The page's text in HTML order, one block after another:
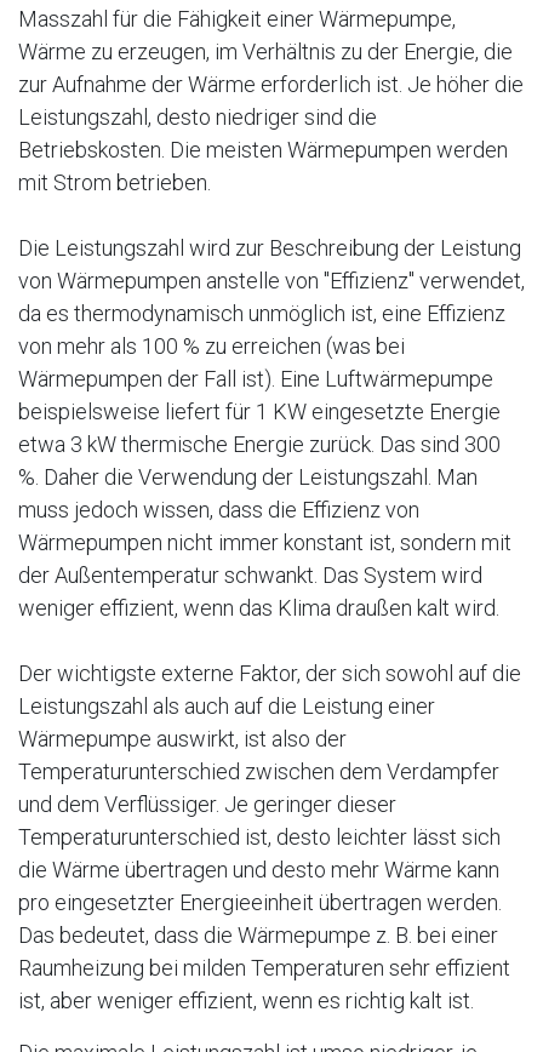
Masszahl für die Fähigkeit einer Wärmepumpe,
Wärme zu erzeugen, im Verhältnis zu der Energie, die
zur Aufnahme der Wärme erforderlich ist. Je höher die
Leistungszahl, desto niedriger sind die
Betriebskosten. Die meisten Wärmepumpen werden
mit Strom betrieben.
Die Leistungszahl wird zur Beschreibung der Leistung
von Wärmepumpen anstelle von "Effizienz" verwendet,
da es thermodynamisch unmöglich ist, eine Effizienz
von mehr als 100 % zu erreichen (was bei
Wärmepumpen der Fall ist). Eine Luftwärmepumpe
beispielsweise liefert für 1 KW eingesetzte Energie
etwa 3 kW thermische Energie zurück. Das sind 300
%. Daher die Verwendung der Leistungszahl. Man
muss jedoch wissen, dass die Effizienz von
Wärmepumpen nicht immer konstant ist, sondern mit
der Außentemperatur schwankt. Das System wird
weniger effizient, wenn das Klima draußen kalt wird.
Der wichtigste externe Faktor, der sich sowohl auf die
Leistungszahl als auch auf die Leistung einer
Wärmepumpe auswirkt, ist also der
Temperaturunterschied zwischen dem Verdampfer
und dem Verflüssiger. Je geringer dieser
Temperaturunterschied ist, desto leichter lässt sich
die Wärme übertragen und desto mehr Wärme kann
pro eingesetzter Energieeinheit übertragen werden.
Das bedeutet, dass die Wärmepumpe z. B. bei einer
Raumheizung bei milden Temperaturen sehr effizient
ist, aber weniger effizient, wenn es richtig kalt ist.